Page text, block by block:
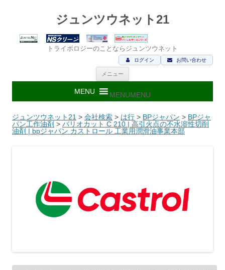
ジュンツウネット21
トライボロジーのことならジュンツウネット
お問い合わせ
ログイン
メニュー
ン
ツ
ス
キ
ッ
プ
MENUMENU
ジュンツウネット21 > 会社検索 > は行 > BPジャパン > BPジャ
パン工作油剤 > バリオカット C 210 | 高引火点の不水溶性切削
油剤 | bpジャパン カストロール 工業用潤滑油事業本部